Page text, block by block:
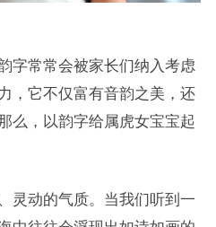
字常常会被家长们纳入考虑
，它不仅富有音韵之美，还
么，以韵字给属虎女宝宝起
灵动的气质。当我们听到一